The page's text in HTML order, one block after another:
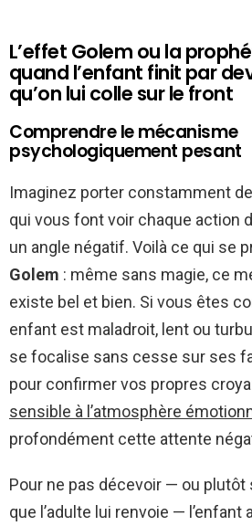
L’effet Golem ou la
quand l’enfant finit par
qu’on lui colle sur le front
Comprendre le mécanisme
psychologiquement pesant
Imaginez porter constamment
qui vous font voir chaque action
un angle négatif. Voilà ce qui se
Golem : même sans magie, ce
existe bel et bien. Si vous êtes
enfant est maladroit, lent ou
se focalise sans cesse sur ses
pour confirmer vos propres
sensible à l’atmosphère
profondément cette attente
Pour ne pas décevoir — ou plutôt
que l’adulte lui renvoie — l’enfant